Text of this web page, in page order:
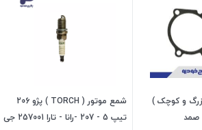
و کوچک )
شمع موتور ( TORCH ) پژو 206
تیپ 5 - 207 -رانا - تارا 257001 جی